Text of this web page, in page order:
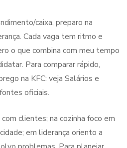
caixa, preparo na
Cada vaga tem ritmo e
o que combina com meu tempo
Para comparar rápido,
na KFC: veja Salários e
oficiais.
clientes; na cozinha foco em
em liderança oriento a